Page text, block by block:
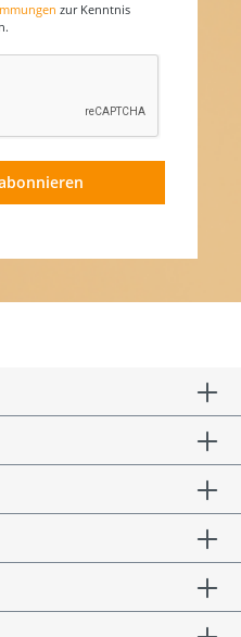
zur Kenntnis